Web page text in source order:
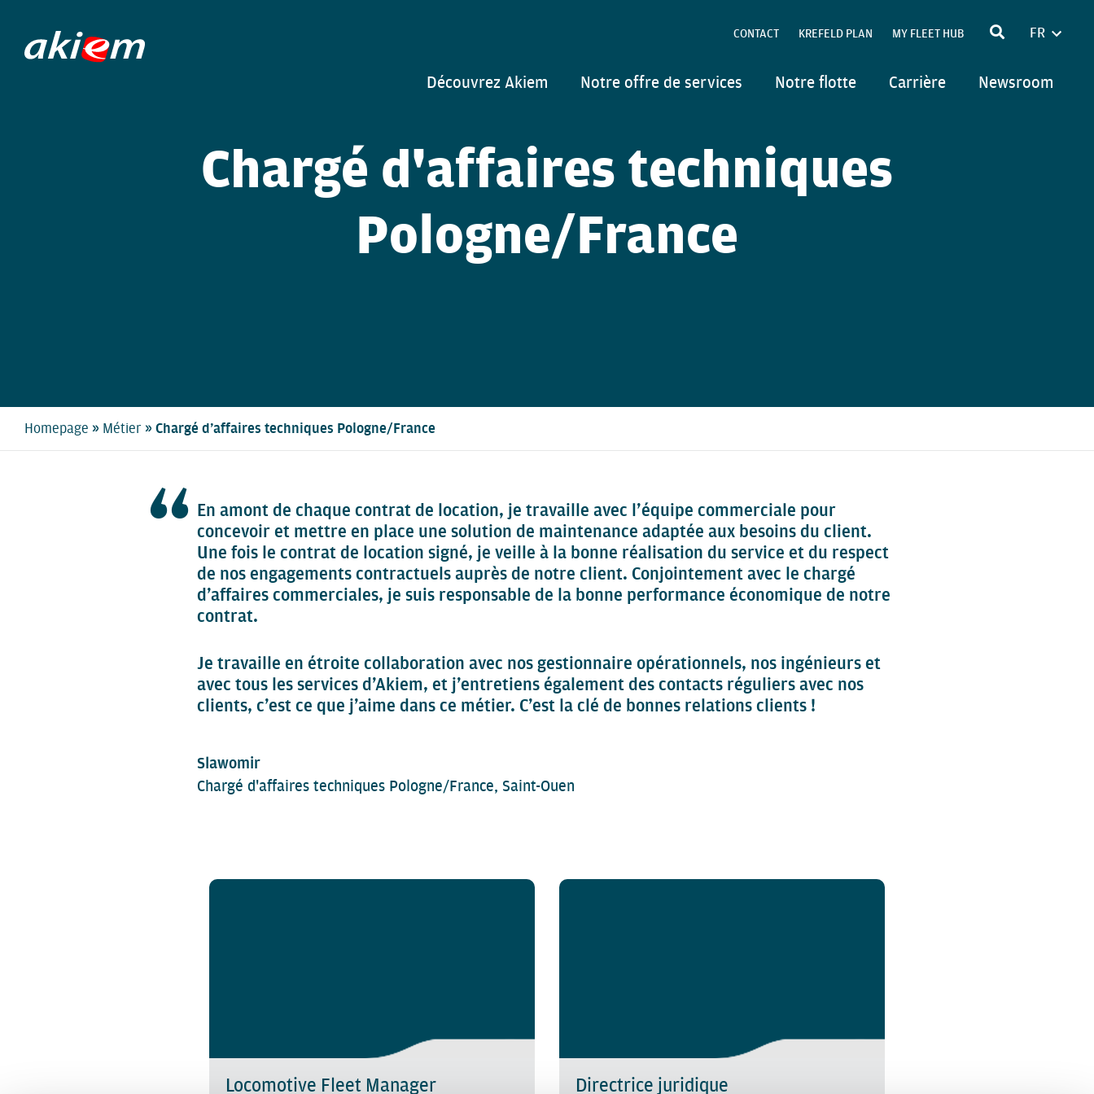
CONTACT KREFELD PLAN MY FLEET HUB FR
Découvrez Akiem Notre offre de services Notre flotte Carrière Newsroom
Chargé d'affaires techniques
Pologne/France
Homepage » Métier» Chargé d’affaires techniques Pologne/France
En amont de chaque contrat de location, je travaille avec l’équipe commerciale pour
concevoir et mettre en place une solution de maintenance adaptée aux besoins du client.
Une fois le contrat de location signé, je veille à la bonne réalisation du service et du respect
de nos engagements contractuels auprès de notre client. Conjointement avec le chargé
d’affaires commerciales, je suis responsable de la bonne performance économique de notre
contrat.
Je travaille en étroite collaboration avec nos gestionnaire opérationnels, nos ingénieurs et
avec tous les services d’Akiem, et j’entretiens également des contacts réguliers avec nos
clients, c’est ce que j’aime dans ce métier. C’est la clé de bonnes relations clients !
Slawomir
Chargé d'affaires techniques Pologne/France, Saint-Ouen
Locomotive Fleet Manager Directrice juridique